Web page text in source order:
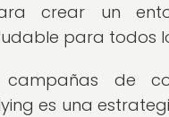
crear un
para todos
campañas de
es una